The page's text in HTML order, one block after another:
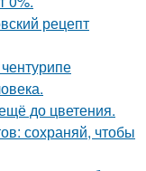
рецепт
до цветения.
сохраняй, чтобы